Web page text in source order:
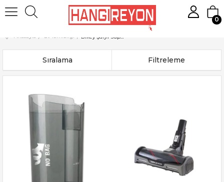
0
Anasayfa Ev Temizliği
Filtreleme
Sıralama